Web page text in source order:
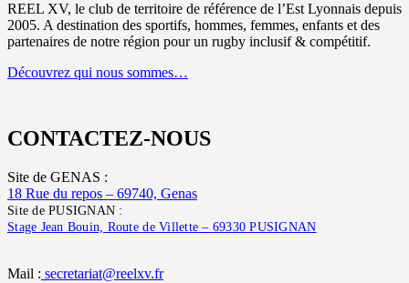
REEL XV, le club de territoire de référence de l’Est Lyonnais depuis
2005. A destination des sportifs, hommes, femmes, enfants et des
partenaires de notre région pour un rugby inclusif & compétitif.
Découvrez qui nous sommes…
CONTACTEZ-NOUS
Site de GENAS :
18 Rue du repos – 69740, Genas
Site de PUSIGNAN :
Stage Jean Bouin, Route de Villette – 69330 PUSIGNAN
Mail : secretariat@reelxv.fr